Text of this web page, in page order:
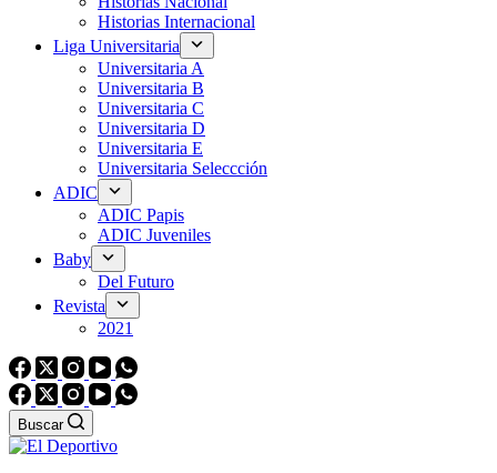
Historias Internacional
Liga Universitaria
Universitaria A
Universitaria B
Universitaria C
Universitaria D
Universitaria E
Universitaria Seleccción
ADIC
ADIC Papis
ADIC Juveniles
Baby
Del Futuro
Revista
2021
Buscar